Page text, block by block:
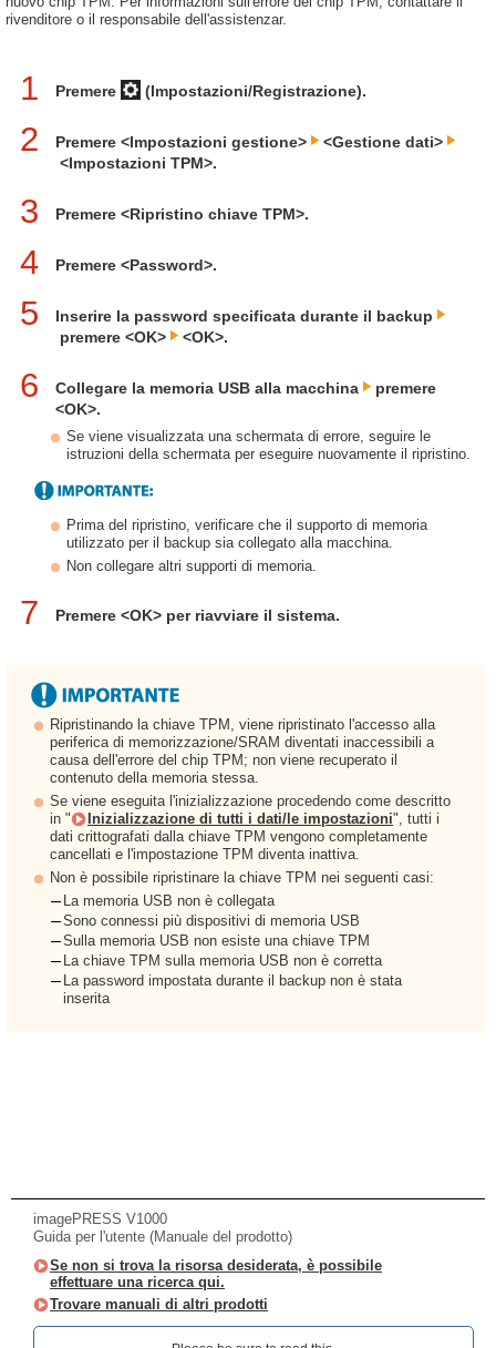
rivenditore o il responsabile dell'assistenzar.
1 Premere (Impostazioni/Registrazione).
2 Premere <Impostazioni gestione>
<Gestione dati>
<Impostazioni TPM>.
3 Premere <Ripristino chiave TPM>.
4 Premere <Password>.
5
Inserire la password specificata durante il backup
premere <OK>
<OK>.
6 Collegare la memoria USB alla macchina
premere
<OK>.
Se viene visualizzata una schermata di errore, seguire le
istruzioni della schermata per eseguire nuovamente il ripristino.
Prima del ripristino, verificare che il supporto di memoria
utilizzato per il backup sia collegato alla macchina.
Non collegare altri supporti di memoria.
7 Premere <OK> per riavviare il sistema.
Ripristinando la chiave TPM, viene ripristinato l'accesso alla
periferica di memorizzazione/SRAM diventati inaccessibili a
causa dell'errore del chip TPM; non viene recuperato il
contenuto della memoria stessa.
Se viene eseguita l'inizializzazione procedendo come descritto
in "
Inizializzazione di tutti i dati/le impostazioni", tutti i
dati crittografati dalla chiave TPM vengono completamente
cancellati e l'impostazione TPM diventa inattiva.
Non è possibile ripristinare la chiave TPM nei seguenti casi:
La memoria USB non è collegata
Sono connessi più dispositivi di memoria USB
Sulla memoria USB non esiste una chiave TPM
La chiave TPM sulla memoria USB non è corretta
La password impostata durante il backup non è stata
inserita
imagePRESS V1000
Guida per l'utente (Manuale del prodotto)
Se non si trova la risorsa desiderata, è possibile
effettuare una ricerca qui.
Trovare manuali di altri prodotti